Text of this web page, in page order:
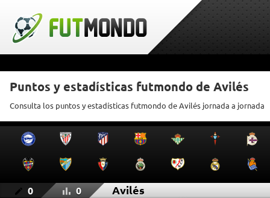
Puntos y estadísticas futmondo de Avilés
Consulta los puntos y estadísticas futmondo de Avilés jornada a jornada
0 0 Avilés